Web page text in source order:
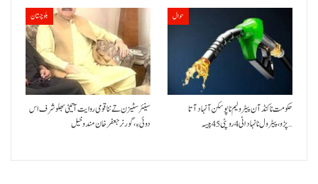
بلوچستان
سینئر سٹیزن تے ننا قومی روایت آتیٹی بھلو شرف اس
دوئی ءِ،گورنر جعفرخان مندوخیل
حوال
حکومت نا کنڈ آن پیٹرولیم نا پوسکن آ نہاد آتا
پڑو،پیٹرول نا نہاد اٹی 4 روپئی 45 پیسہ…